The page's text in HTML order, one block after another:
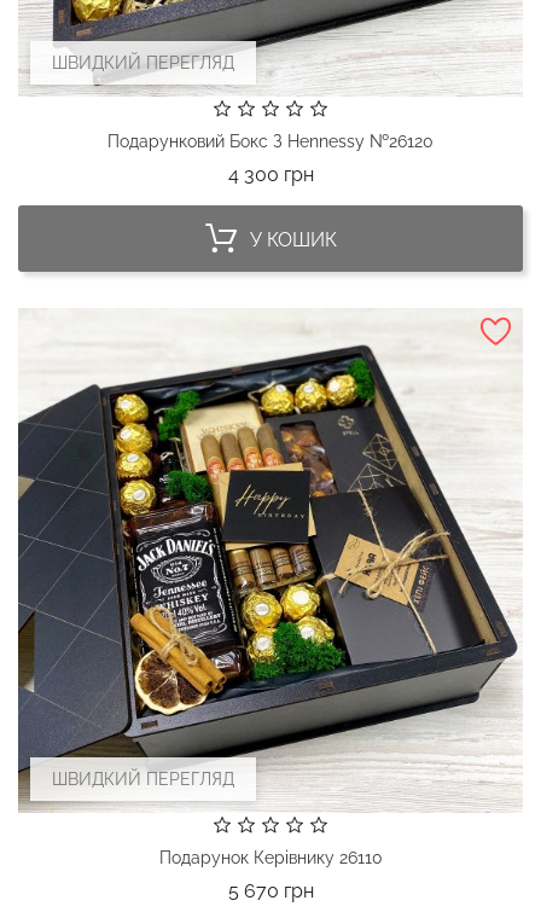
ШВИДКИЙ ПЕРЕГЛЯД
Подарунковий Бокс З Hennessy №26120
4 300 грнЦіна
У КОШИК
ШВИДКИЙ ПЕРЕГЛЯД
Подарунок Керівнику 26110
5 670 грнЦіна